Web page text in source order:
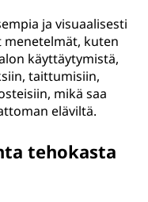
ja visuaalisesti
kuten
käyttäytymistä,
taittumisiin,
mikä saa
eläviltä.
tehokasta